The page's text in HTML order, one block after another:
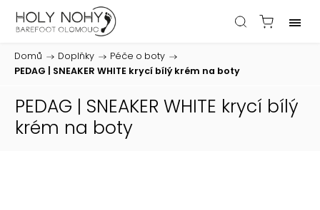
Domů / Doplňky / Péče o boty /
PEDAG | SNEAKER WHITE krycí bílý krém na boty
PEDAG | SNEAKER WHITE krycí bílý
krém na boty